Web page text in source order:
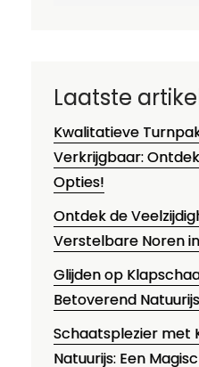
Laatste
Kwalitatieve
Verkrijgbaar:
Opties!
Ontdek de
Verstelbare Noren
Glijden op
Betoverend Natuurijs
Schaatsplezier met
Natuurijs: Een